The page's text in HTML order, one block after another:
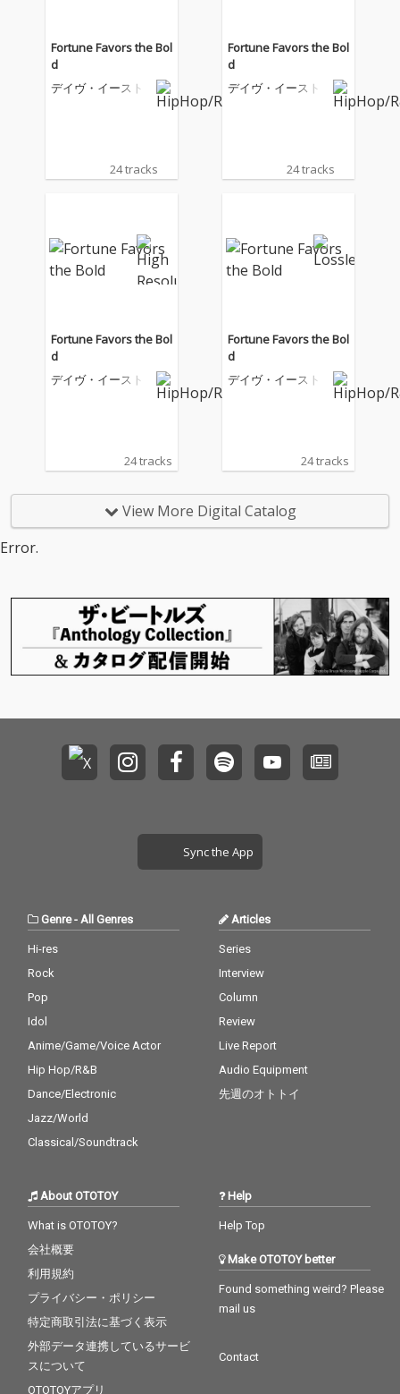
Fortune Favors the Bol
d
デイヴ・イースト
24 tracks
Fortune Favors the Bol
d
デイヴ・イースト
24 tracks
Fortune Favors the Bol
d
デイヴ・イースト
24 tracks
Fortune Favors the Bol
d
デイヴ・イースト
24 tracks
View More Digital Catalog
Error.
Sync the App
Genre- All Genres
Hi-res
Rock
Pop
Idol
Anime/Game/Voice Actor
Hip Hop/R&B
Dance/Electronic
Jazz/World
Classical/Soundtrack
Articles
Series
Interview
Column
Review
Live Report
Audio Equipment
先週のオトトイ
About OTOTOY
What is OTOTOY?
会社概要
利用規約
プライバシー・ポリシー
特定商取引法に基づく表示
外部データ連携しているサービ
スについて
OTOTOYアプリ
Help
Help Top
Make OTOTOY better
Found something weird? Please
mail us
Contact